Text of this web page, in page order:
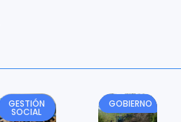
GESTIÓN
SOCIAL
GOBIERNO